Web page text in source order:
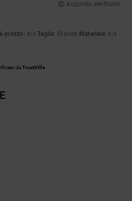
Acquisto verificato
prezzo : 4/5 Taglia: Grande Materiale: 4 /5
daTrustVille